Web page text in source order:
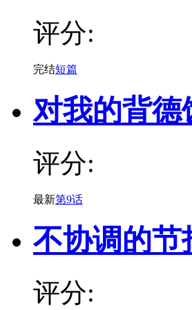
评分:
完结短篇
对我的背德
评分:
最新第9话
不协调的节
评分: